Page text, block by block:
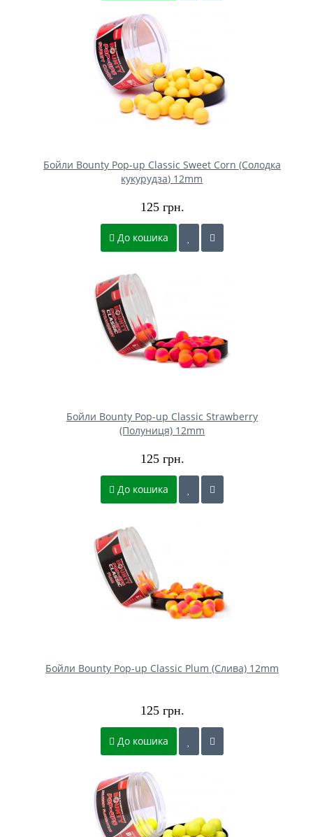
Бойли Bounty Pop-up Classic Sweet Corn (Солодка
кукурудза) 12mm
125 грн.
До кошика
Бойли Bounty Pop-up Classic Strawberry
(Полуниця) 12mm
125 грн.
До кошика
Бойли Bounty Pop-up Classic Plum (Слива) 12mm
125 грн.
До кошика